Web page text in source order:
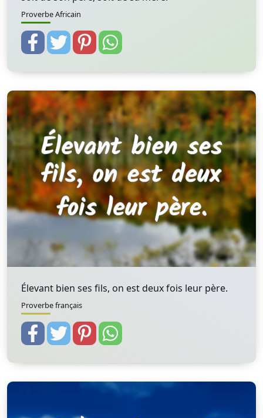
Proverbe Africain
Élevant bien ses fils, on est deux fois leur père.
Proverbe français